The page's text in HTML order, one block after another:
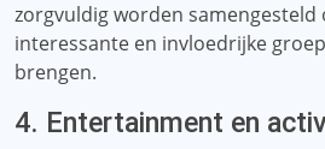
zorgvuldig worden samengesteld
interessante en invloedrijke
brengen.
4. Entertainment en